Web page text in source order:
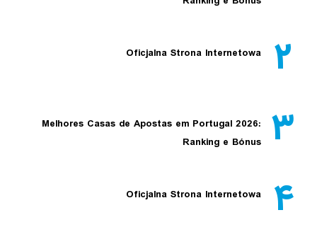
۲ Oficjalna Strona Internetowa
۳
Melhores Casas de Apostas em Portugal 2026:
Ranking e Bónus
۴ Oficjalna Strona Internetowa